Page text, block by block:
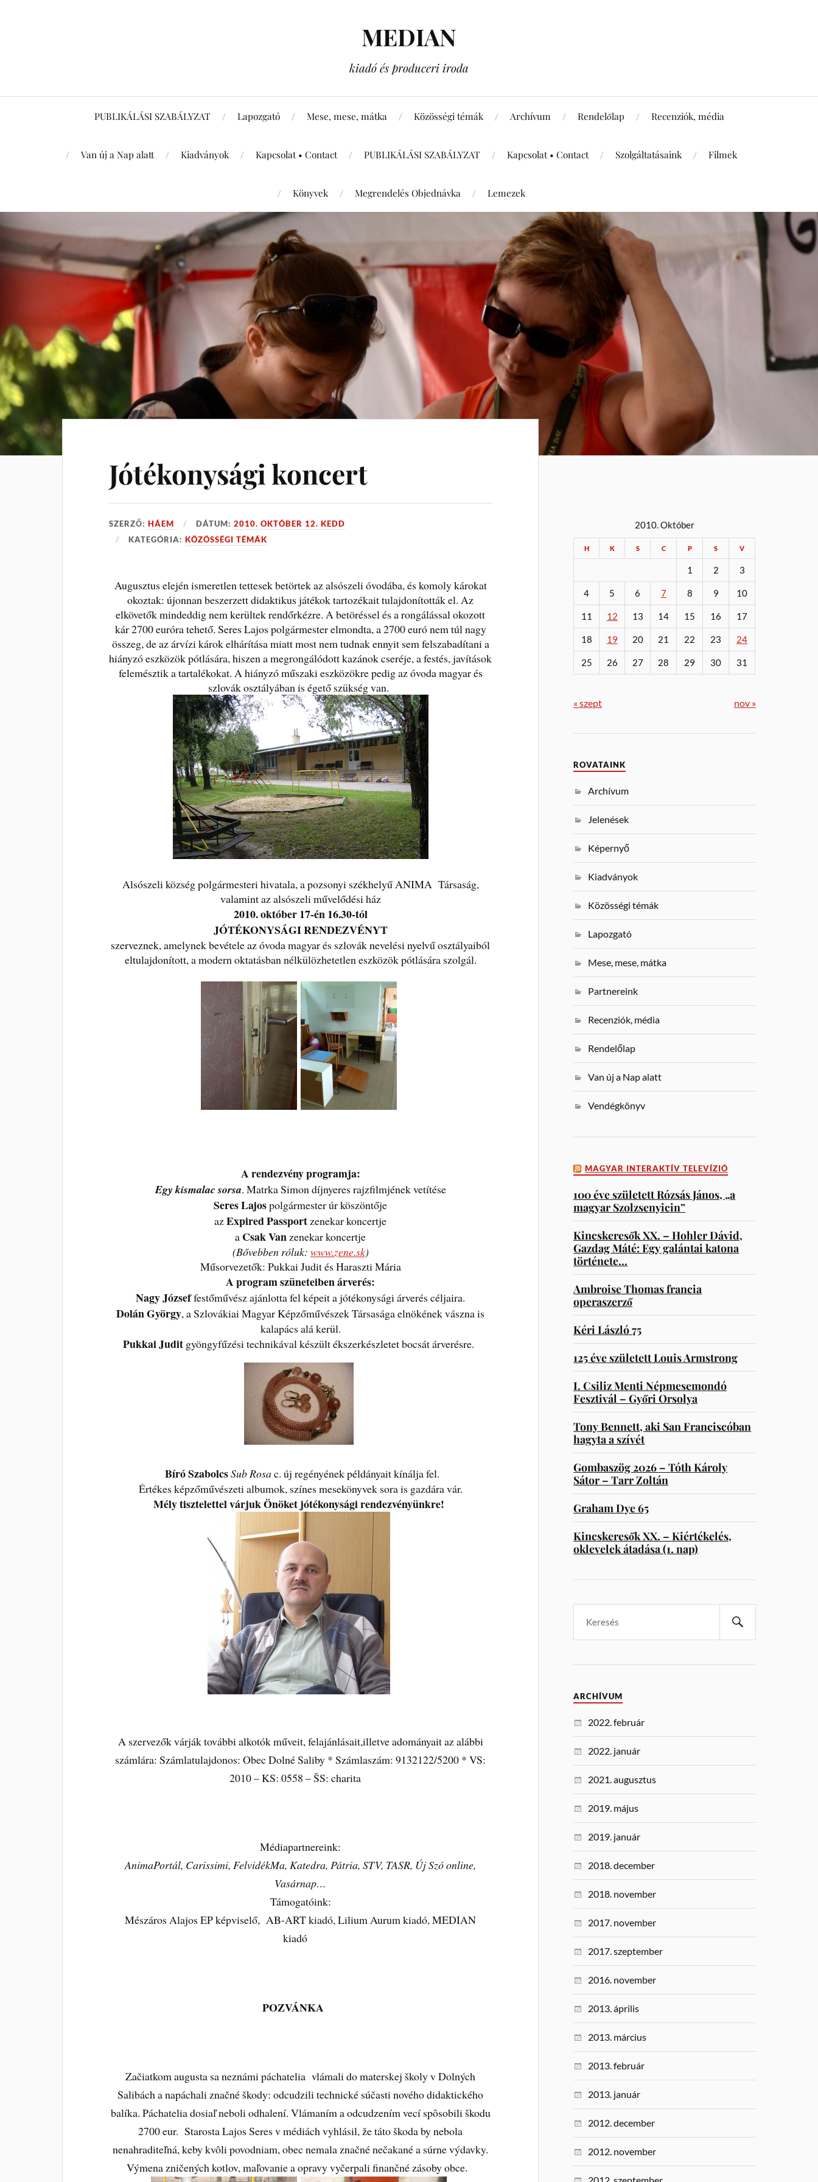
MEDIAN
kiadó és produceri iroda
PUBLIKÁLÁSI SZABÁLYZAT Lapozgató Mese, mese, mátka Közösségi témák Archívum Rendelőlap Recenziók, média
Van új a Nap alatt Kiadványok Kapcsolat • Contact PUBLIKÁLÁSI SZABÁLYZAT Kapcsolat • Contact Szolgáltatásaink Filmek
Könyvek Megrendelés Objednávka Lemezek
Jótékonysági koncert
SZERZŐ:HÁEM DÁTUM:2010. OKTÓBER 12. KEDD
KATEGÓRIA:KÖZÖSSÉGI TÉMÁK
Augusztus elején ismeretlen tettesek betörtek az alsószeli óvodába, és komoly károkat
okoztak: újonnan beszerzett didaktikus játékok tartozékait tulajdonították el. Az
elkövetők mindeddig nem kerültek rendőrkézre. A betöréssel és a rongálással okozott
kár 2700 euróra tehető. Seres Lajos polgármester elmondta, a 2700 euró nem túl nagy
összeg, de az árvízi károk elhárítása miatt most nem tudnak ennyit sem felszabadítani a
hiányzó eszközök pótlására, hiszen a megrongálódott kazánok cseréje, a festés, javítások
felemésztik a tartalékokat. A hiányzó műszaki eszközökre pedig az óvoda magyar és
szlovák osztályában is égető szükség van.
Alsószeli község polgármesteri hivatala, a pozsonyi székhelyű ANIMA Társaság,
valamint az alsószeli művelődési ház
2010. október 17-én 16.30-tól
JÓTÉKONYSÁGI RENDEZVÉNYT
szerveznek, amelynek bevétele az óvoda magyar és szlovák nevelési nyelvű osztályaiból
eltulajdonított, a modern oktatásban nélkülözhetetlen eszközök pótlására szolgál.
A rendezvény programja:
Egy kismalac sorsa. Matrka Simon díjnyeres rajzfilmjének vetítése
Seres Lajospolgármester úr köszöntője
azExpired Passportzenekar koncertje
a Csak Vanzenekar koncertje
(Bővebben róluk: www.zene.sk)
Műsorvezetők: Pukkai Judit és Haraszti Mária
A program szüneteiben árverés:
Nagy Józseffestőművész ajánlotta fel képeit a jótékonysági árverés céljaira.
Dolán György, a Szlovákiai Magyar Képzőművészek Társasága elnökének vászna is
kalapács alá kerül.
Pukkai Judit gyöngyfűzési technikával készült ékszerkészletet bocsát árverésre.
Bíró SzabolcsSub Rosac. új regényének példányait kínálja fel.
Értékes képzőművészeti albumok, színes mesekönyvek sora is gazdára vár.
Mély tisztelettel várjuk Önöket jótékonysági rendezvényünkre!
A szervezők várják további alkotók műveit, felajánlásait,illetve adományait az alábbi
számlára: Számlatulajdonos: Obec Dolné Saliby * Számlaszám: 9132122/5200 * VS:
2010 – KS: 0558 – ŠS: charita
Médiapartnereink:
AnimaPortál, Carissimi, FelvidékMa, Katedra, Pátria, STV, TASR, Új Szó online,
Vasárnap…
Támogatóink:
Mészáros Alajos EP képviselő, AB-ART kiadó, Lilium Aurum kiadó, MEDIAN
kiadó
POZVÁNKA
Začiatkom augusta sa neznámi páchatelia vlámali do materskej školy v Dolných
Salibách a napáchali značné škody: odcudzili technické súčasti nového didaktického
balíka. Páchatelia dosiaľ neboli odhalení. Vlámaním a odcudzením vecí spôsobili škodu
2700 eur. Starosta Lajos Seres v médiách vyhlásil, že táto škoda by nebola
nenahraditeľná, keby kvôli povodniam, obec nemala značné nečakané a súrne výdavky.
Výmena zničených kotlov, maľovanie a opravy vyčerpali finančné zásoby obce.
2010. Október
H K S C P S V
1 2 3
4 5 6 7 8 9 10
11 12 13 14 15 16 17
18 19 20 21 22 23 24
25 26 27 28 29 30 31
« szept nov »
ROVATAINK
Archívum
Jelenések
Képernyő
Kiadványok
Közösségi témák
Lapozgató
Mese, mese, mátka
Partnereink
Recenziók, média
Rendelőlap
Van új a Nap alatt
Vendégkönyv
MAGYAR INTERAKTÍV TELEVÍZIÓ
100 éve született Rózsás János, „a
magyar Szolzsenyicin”
Kincskeresők XX. – Hohler Dávid,
Gazdag Máté: Egy galántai katona
története…
Ambroise Thomas francia
operaszerző
Kéri László 75
125 éve született Louis Armstrong
I. Csiliz Menti Népmesemondó
Fesztivál – Győri Orsolya
Tony Bennett, aki San Franciscóban
hagyta a szívét
Gombaszög 2026 – Tóth Károly
Sátor – Tarr Zoltán
Graham Dye 65
Kincskeresők XX. – Kiértékelés,
oklevelek átadása (1. nap)
ARCHÍVUM
2022. február
2022. január
2021. augusztus
2019. május
2019. január
2018. december
2018. november
2017. november
2017. szeptember
2016. november
2013. április
2013. március
2013. február
2013. január
2012. december
2012. november
2012. szeptember